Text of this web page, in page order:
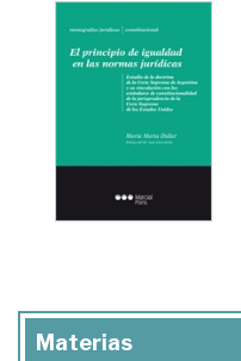
Materias